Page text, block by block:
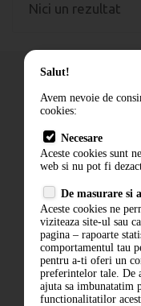
Nici un rezultat
Cum comand
Livrare
Contact
Politica de
ANPC
Salut!
Avem nevoie de
cookies:
Necesare
Aceste cookies sunt
web si nu pot fi
De masurare si
Aceste cookies ne
viziteaza site-ul sau
pagina – rapoarte
comportamentul tau
pentru a-ti oferi un
preferintelor tale. De
ajuta sa imbunatatim
functionalitatilor